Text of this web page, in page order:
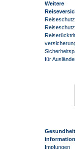
Weitere
für
Impfungen